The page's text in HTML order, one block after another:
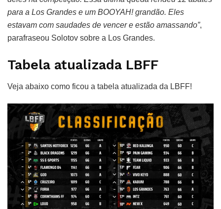
para a Los Grandes e um BOOYAH! grandão. Eles
estavam com saudades de vencer e estão amassando”,
parafraseou Solotov sobre a Los Grandes.
Tabela atualizada LBFF
Veja abaixo como ficou a tabela atualizada da LBFF!